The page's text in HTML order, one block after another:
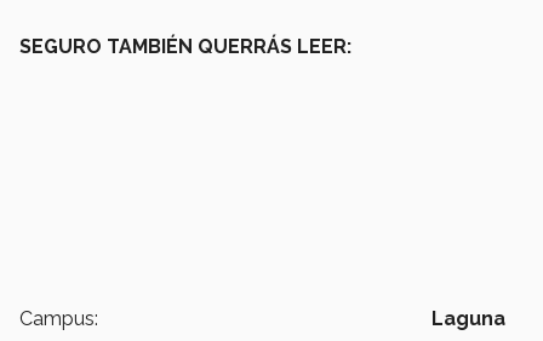
SEGURO TAMBIÉN QUERRÁS LEER:
Campus: Laguna